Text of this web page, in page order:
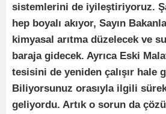
sistemlerini de iyileştiriyoruz.
hep boyalı akıyor, Sayın
kimyasal arıtma düzelecek ve
baraja gidecek. Ayrıca Eski
tesisini de yeniden çalışır hale
Biliyorsunuz orasıyla ilgili
geliyordu. Artık o sorun da